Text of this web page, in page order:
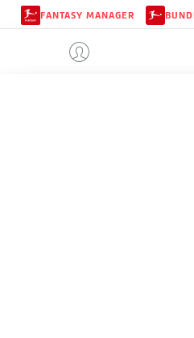
FANTASY MANAGER